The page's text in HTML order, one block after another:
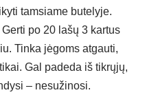
tam­sia­me bu­te­ly­je.
po 20 la­šų 3 kar­tus
Tin­ka jė­goms at­gau­ti,
Gal pa­de­da iš tik­rų­jų,
– ne­su­ži­no­si.